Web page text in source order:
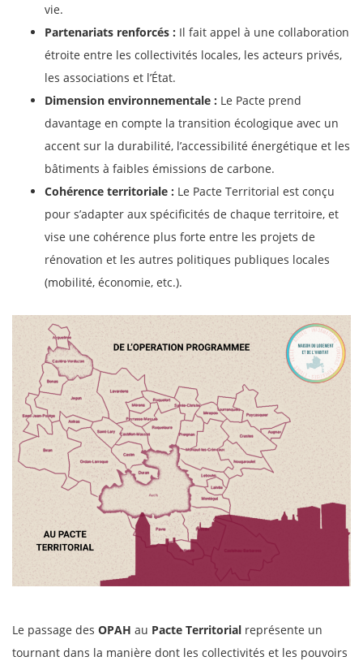
vie.
Partenariats renforcés : Il fait appel à une collaboration
étroite entre les collectivités locales, les acteurs privés,
les associations et l’État.
Dimension environnementale : Le Pacte prend
davantage en compte la transition écologique avec un
accent sur la durabilité, l’accessibilité énergétique et les
bâtiments à faibles émissions de carbone.
Cohérence territoriale : Le Pacte Territorial est conçu
pour s’adapter aux spécificités de chaque territoire, et
vise une cohérence plus forte entre les projets de
rénovation et les autres politiques publiques locales
(mobilité, économie, etc.).
Le passage des OPAH au Pacte Territorial représente un
tournant dans la manière dont les collectivités et les pouvoirs